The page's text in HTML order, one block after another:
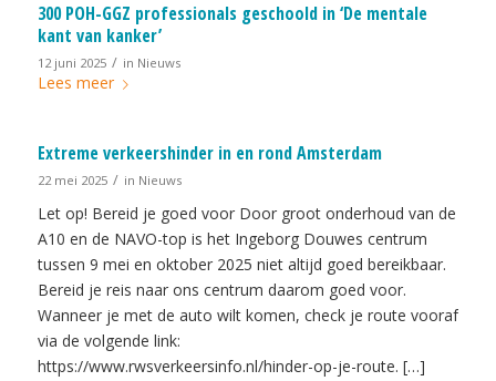
300 POH-GGZ professionals geschoold in ‘De mentale
kant van kanker’
12 juni 2025 / in Nieuws
Lees meer
Extreme verkeershinder in en rond Amsterdam
22 mei 2025 / in Nieuws
Let op! Bereid je goed voor Door groot onderhoud van de
A10 en de NAVO-top is het Ingeborg Douwes centrum
tussen 9 mei en oktober 2025 niet altijd goed bereikbaar.
Bereid je reis naar ons centrum daarom goed voor.
Wanneer je met de auto wilt komen, check je route vooraf
via de volgende link:
https://www.rwsverkeersinfo.nl/hinder-op-je-route. […]